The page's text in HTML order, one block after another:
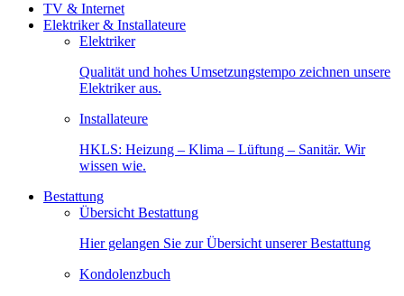
TV & Internet
Elektriker & Installateure
Elektriker
Qualität und hohes Umsetzungstempo zeichnen unsere
Elektriker aus.
Installateure
HKLS: Heizung – Klima – Lüftung – Sanitär. Wir
wissen wie.
Bestattung
Übersicht Bestattung
Hier gelangen Sie zur Übersicht unserer Bestattung
Kondolenzbuch